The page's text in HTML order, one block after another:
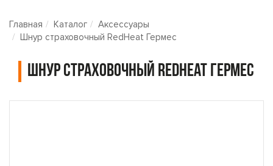
Главная Каталог
Аксессуары
Шнур страховочный RedHeat Гермес
Шнур страховочный RedHeat Гермес